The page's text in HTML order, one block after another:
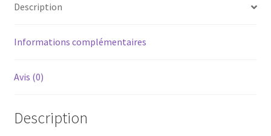
Description
Informations complémentaires
Avis (0)
Description